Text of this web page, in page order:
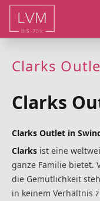
Clarks
Clarks
Clarks Outlet in
Clarks ist eine
ganze Familie bietet.
die Gemütlichkeit
in keinem Verhältnis